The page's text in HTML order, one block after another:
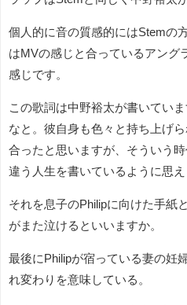
個人的に音の質感的にはStemの
はMVの感じと合っているアング
感じです。
この歌詞は中野裕太が書いてい
なと。彼自身も色々と持ち上げ
合ったと思いますが、そういう
違う人生を書いているように思え
それを息子のPhilipに向けた手紙
がまた泣けるといいますか。
最後にPhilipが宿っている妻の妊
れ変わりを意味している。